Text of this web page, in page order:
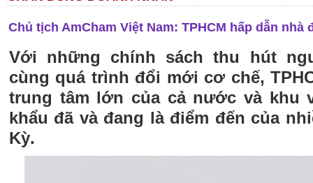
Chủ tịch AmCham Việt Nam: TPHCM hấp dẫn nhà
Với những chính sách thu hút
cùng quá trình đổi mới cơ chế,
trung tâm lớn của cả nước và khu
khẩu đã và đang là điểm đến của
Kỳ.